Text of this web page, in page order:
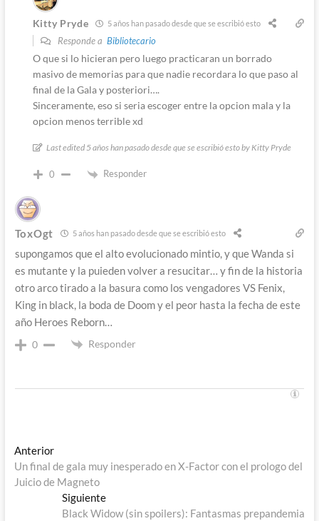
Kitty Pryde 5 años han pasado desde que se escribió esto
Responde a Bibliotecario
O que si lo hicieran pero luego practicaran un borrado
masivo de memorias para que nadie recordara lo que paso al
final de la Gala y posteriori….
Sinceramente, eso si seria escoger entre la opcion mala y la
opcion menos terrible xd
Last edited 5 años han pasado desde que se escribió esto by Kitty Pryde
0 Responder
ToxOgt 5 años han pasado desde que se escribió esto
supongamos que el alto evolucionado mintio, y que Wanda si
es mutante y la puieden volver a resucitar… y fin de la historia
otro arco tirado a la basura como los vengadores VS Fenix,
King in black, la boda de Doom y el peor hasta la fecha de este
año Heroes Reborn…
0 Responder
Navegación
de
entradas
AnteriorEntrada
anterior:
Un final de gala muy inesperado en X-Factor con el prologo del
Juicio de Magneto
SiguienteEntrada
siguiente:
Black Widow (sin spoilers): Fantasmas prepandemia